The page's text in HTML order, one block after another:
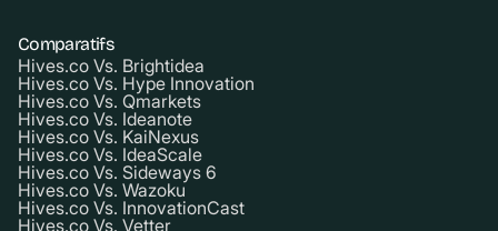
Comparatifs
Hives.co Vs. Brightidea
Hives.co Vs. Hype Innovation
Hives.co Vs. Qmarkets
Hives.co Vs. Ideanote
Hives.co Vs. KaiNexus
Hives.co Vs. IdeaScale
Hives.co Vs. Sideways 6
Hives.co Vs. Wazoku
Hives.co Vs. InnovationCast
Hives.co Vs. Vetter